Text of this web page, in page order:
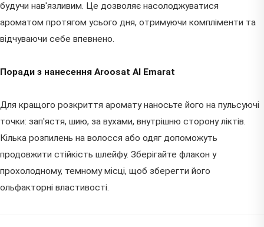
будучи нав'язливим. Це дозволяє насолоджуватися
ароматом протягом усього дня, отримуючи компліменти та
відчуваючи себе впевнено.
Поради з нанесення Aroosat Al Emarat
Для кращого розкриття аромату наносьте його на пульсуючі
точки: зап'ястя, шию, за вухами, внутрішню сторону ліктів.
Кілька розпилень на волосся або одяг допоможуть
продовжити стійкість шлейфу. Зберігайте флакон у
прохолодному, темному місці, щоб зберегти його
ольфакторні властивості.